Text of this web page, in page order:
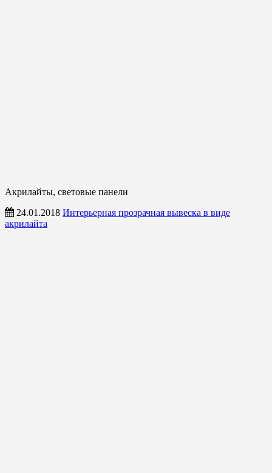
Акрилайты, световые панели
24.01.2018 Интерьерная прозрачная вывеска в виде
акрилайта